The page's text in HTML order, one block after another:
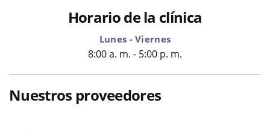
Horario de la clínica
Lunes - Viernes
8:00 a. m. - 5:00 p. m.
Nuestros proveedores